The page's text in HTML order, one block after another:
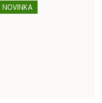
NOVINKA